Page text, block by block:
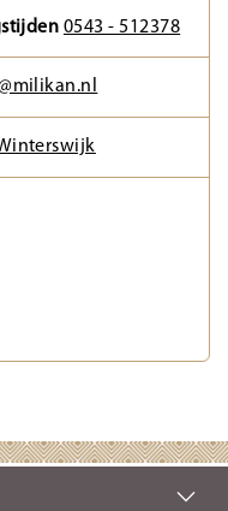
0543 - 512378